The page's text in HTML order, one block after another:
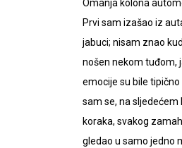
Omanja kolona
Prvi sam izašao iz
jabuci; nisam znao
nošen nekom tuđom,
emocije su bile
sam se, na
koraka, svakog
gledao u samo jedno